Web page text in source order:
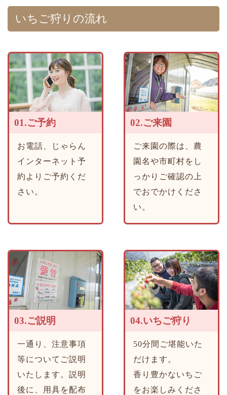
いちご狩りの流れ
01.ご予約
お電話、じゃらん
インターネット予
約よりご予約くだ
さい。
02.ご来園
ご来園の際は、農
園名や市町村をし
っかりご確認の上
でおでかけくださ
い。
03.ご説明
一通り、注意事項
等についてご説明
いたします。説明
後に、用具を配布
04.いちご狩り
50分間ご堪能いた
だけます。
香り豊かないちご
をお楽しみくださ